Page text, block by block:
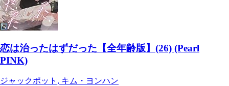
恋は治ったはずだった【全年齢版】(26) (Pearl
PINK)
ジャックポット, キム・ヨンハン